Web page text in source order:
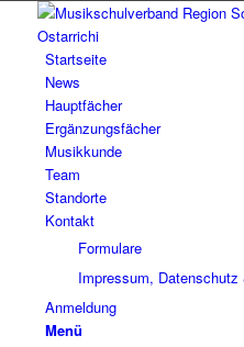
Startseite
News
Hauptfächer
Ergänzungsfächer
Musikkunde
Team
Standorte
Kontakt
Formulare
Impressum, Datenschutz
Anmeldung
Menü